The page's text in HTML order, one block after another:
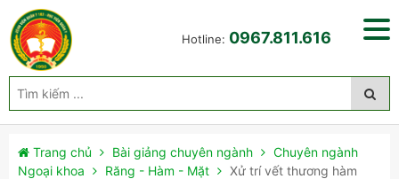
Hotline: 0967.811.616
Trang chủ Bài giảng chuyên ngành
Chuyên ngành
Ngoại khoa
Răng - Hàm - Mặt
Xử trí vết thương hàm